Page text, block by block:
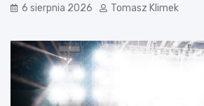
6 sierpnia 2026 Tomasz Klimek